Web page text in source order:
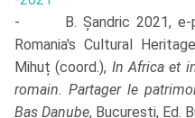
- B. Șandric 2021, e-
Romania's Cultural
Mihuț (coord.), In Africa et
romain. Partager le
Bas Danube, București, Ed.